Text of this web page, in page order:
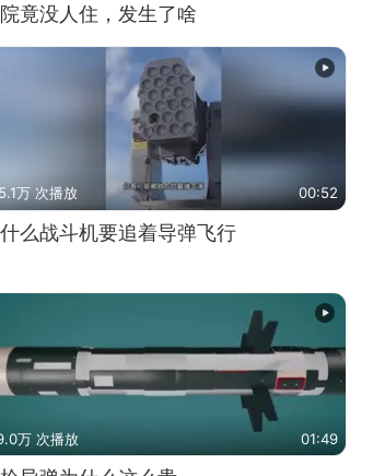
竟没人住，发生了啥
万 次播放 00:52
么战斗机要追着导弹飞行
万 次播放 01:49